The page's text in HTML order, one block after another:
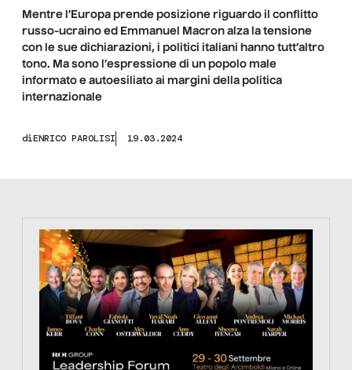
Mentre l’Europa prende posizione riguardo il conflitto
russo-ucraino ed Emmanuel Macron alza la tensione
con le sue dichiarazioni, i politici italiani hanno tutt’altro
tono. Ma sono l’espressione di un popolo male
informato e autoesiliato ai margini della politica
internazionale
diENRICO PAROLISI 19.03.2024
https://tinyurl.com/363fvfm9